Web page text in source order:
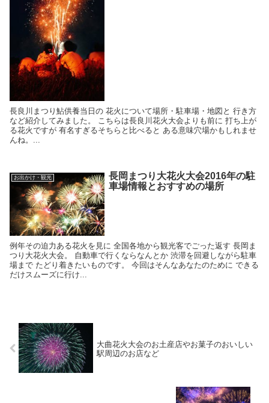
長良川まつり鮎供養当日の 花火について場所・駐車場・地図と 行き方
など紹介してみました。 こちらは長良川花火大会よりも前に 打ち上が
る花火ですが 有名すぎるそちらと比べると ある意味穴場かもしれませ
んね。...
お出かけ・観光
長岡まつり大花火大会2016年の駐
車場情報とおすすめの場所
例年その迫力ある花火を見に 全国各地から観光客でごった返す 長岡ま
つり大花火大会。 自動車で行くならなんとか 渋滞を回避しながら駐車
場まで たどり着きたいものです。 今回はそんなあなたのために できる
だけスムーズに行け...
大曲花火大会のお土産店やお菓子のおいしい
駅周辺のお店など